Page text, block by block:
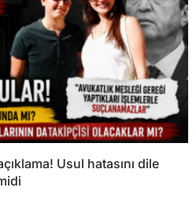
Usul hatasını dile